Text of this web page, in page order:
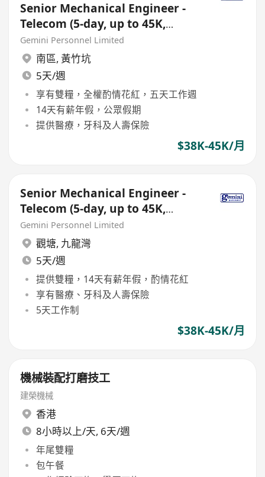
Senior Mechanical Engineer -
Telecom (5-day, up to 45K,
Double Pay, Bonus)
Gemini Personnel Limited
南區, 黃竹坑
5天/週
享有雙糧，全權酌情花紅，五天工作週
14天有薪年假，公眾假期
提供醫療，牙科及人壽保險
$38K-45K/月
Senior Mechanical Engineer -
Telecom (5-day, up to 45K,
Double Pay, Bonus)
Gemini Personnel Limited
觀塘, 九龍灣
5天/週
提供雙糧，14天有薪年假，酌情花紅
享有醫療、牙科及人壽保險
5天工作制
$38K-45K/月
機械裝配打磨技工
建榮機械
香港
8小時以上/天, 6天/週
年尾雙糧
包午餐